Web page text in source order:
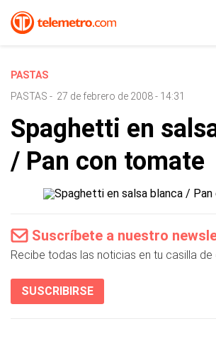
PASTAS
PASTAS - 27 de febrero de 2008 - 14:31
Spaghetti en
/ Pan con tomate
Suscríbete a nuestro
Recibe todas las noticias en tu casilla de
SUSCRIBIRSE